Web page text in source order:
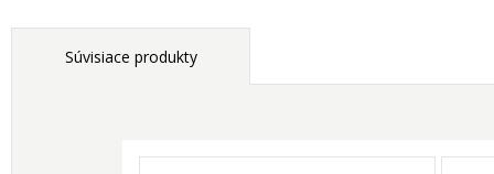
Súvisiace produkty